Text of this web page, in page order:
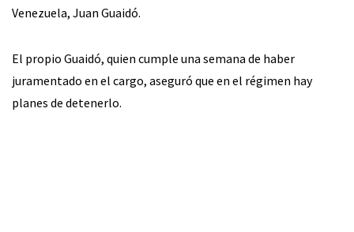
Venezuela, Juan Guaidó.
El propio Guaidó, quien cumple una semana de haber
juramentado en el cargo, aseguró que en el régimen hay
planes de detenerlo.